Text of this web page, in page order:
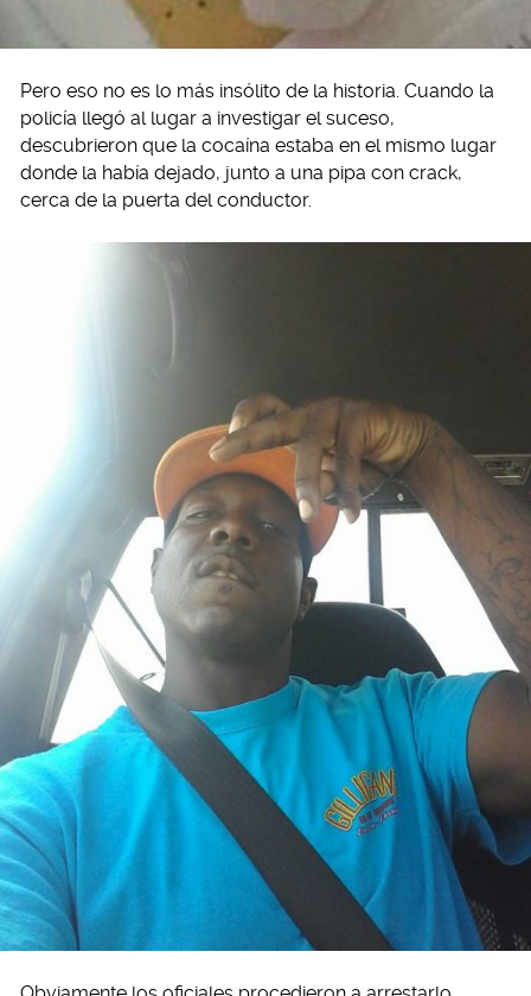
Pero eso no es lo más insólito de la historia. Cuando la
policía llegó al lugar a investigar el suceso,
descubrieron que la cocaína estaba en el mismo lugar
donde la había dejado, junto a una pipa con crack,
cerca de la puerta del conductor.